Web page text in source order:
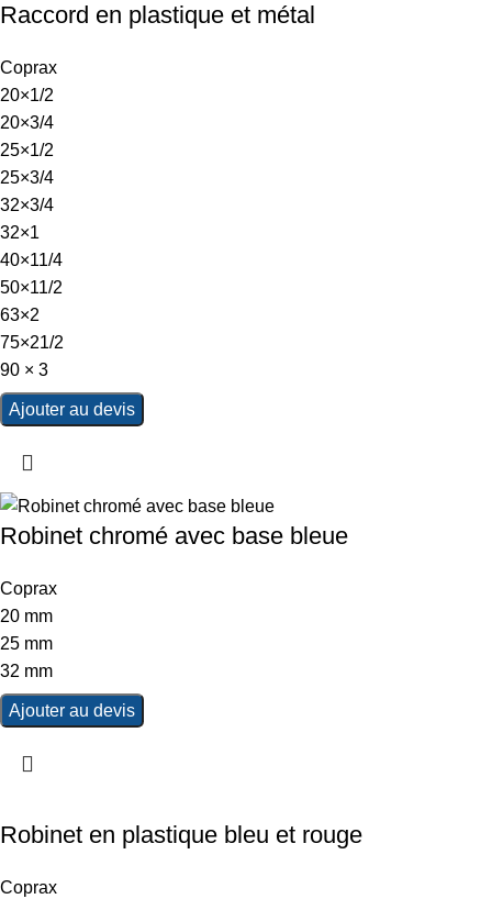
Raccord en plastique et métal
Coprax
20×1/2
20×3/4
25×1/2
25×3/4
32×3/4
32×1
40×11/4
50×11/2
63×2
75×21/2
90 × 3
Ajouter au devis
Robinet chromé avec base bleue
Coprax
20 mm
25 mm
32 mm
Ajouter au devis
Robinet en plastique bleu et rouge
Coprax